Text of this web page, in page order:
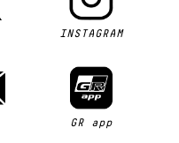
INSTAGRAM
GR app